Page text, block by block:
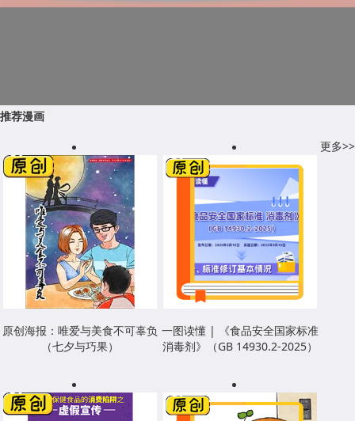
推荐漫画
更多>>
原创海报：唯爱与美食不可辜负
（七夕与巧果）
一图读懂 | 《食品安全国家标准
消毒剂》（GB 14930.2-2025）